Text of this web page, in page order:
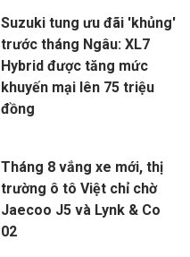
Suzuki tung ưu đãi 'khủng'
trước tháng Ngâu: XL7
Hybrid được tăng mức
khuyến mại lên 75 triệu
đồng
Tháng 8 vắng xe mới, thị
trường ô tô Việt chỉ chờ
Jaecoo J5 và Lynk & Co
02